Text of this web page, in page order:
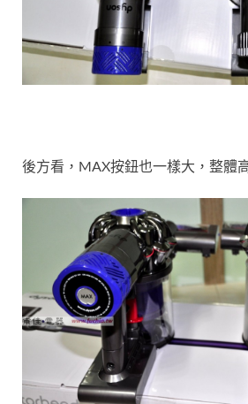
後方看，MAX按鈕也一樣大，整體